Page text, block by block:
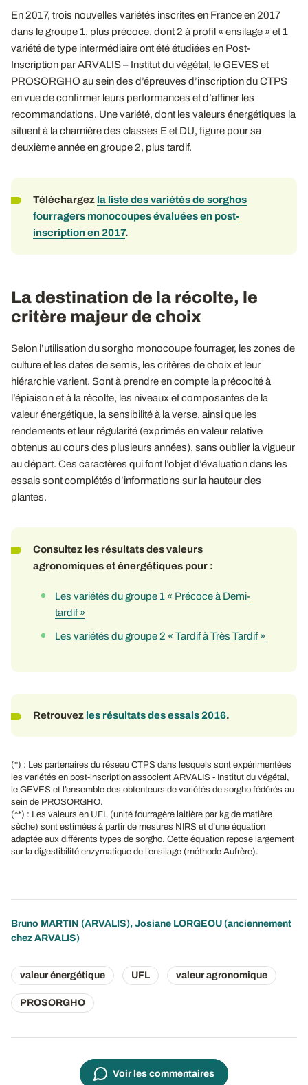
En 2017, trois nouvelles variétés inscrites en France en 2017
dans le groupe 1, plus précoce, dont 2 à profil « ensilage » et 1
variété de type intermédiaire ont été étudiées en Post-
Inscription par ARVALIS – Institut du végétal, le GEVES et
PROSORGHO au sein des d’épreuves d’inscription du CTPS
en vue de confirmer leurs performances et d’affiner les
recommandations. Une variété, dont les valeurs énergétiques la
situent à la charnière des classes E et DU, figure pour sa
deuxième année en groupe 2, plus tardif.
Téléchargez la liste des variétés de sorghos
fourragers monocoupes évaluées en post-
inscription en 2017.
La destination de la récolte, le
critère majeur de choix
Selon l’utilisation du sorgho monocoupe fourrager, les zones de
culture et les dates de semis, les critères de choix et leur
hiérarchie varient. Sont à prendre en compte la précocité à
l’épiaison et à la récolte, les niveaux et composantes de la
valeur énergétique, la sensibilité à la verse, ainsi que les
rendements et leur régularité (exprimés en valeur relative
obtenus au cours des plusieurs années), sans oublier la vigueur
au départ. Ces caractères qui font l’objet d’évaluation dans les
essais sont complétés d’informations sur la hauteur des
plantes.
Consultez les résultats des valeurs
agronomiques et énergétiques pour :
Les variétés du groupe 1 « Précoce à Demi-
tardif »
Les variétés du groupe 2 « Tardif à Très Tardif »
Retrouvez les résultats des essais 2016.
(*) : Les partenaires du réseau CTPS dans lesquels sont expérimentées
les variétés en post-inscription associent ARVALIS - Institut du végétal,
le GEVES et l’ensemble des obtenteurs de variétés de sorgho fédérés au
sein de PROSORGHO.
(**) : Les valeurs en UFL (unité fourragère laitière par kg de matière
sèche) sont estimées à partir de mesures NIRS et d’une équation
adaptée aux différents types de sorgho. Cette équation repose largement
sur la digestibilité enzymatique de l’ensilage (méthode Aufrère).
Bruno MARTIN (ARVALIS), Josiane LORGEOU (anciennement
chez ARVALIS)
valeur énergétique UFL valeur agronomique
PROSORGHO
Voir les commentaires